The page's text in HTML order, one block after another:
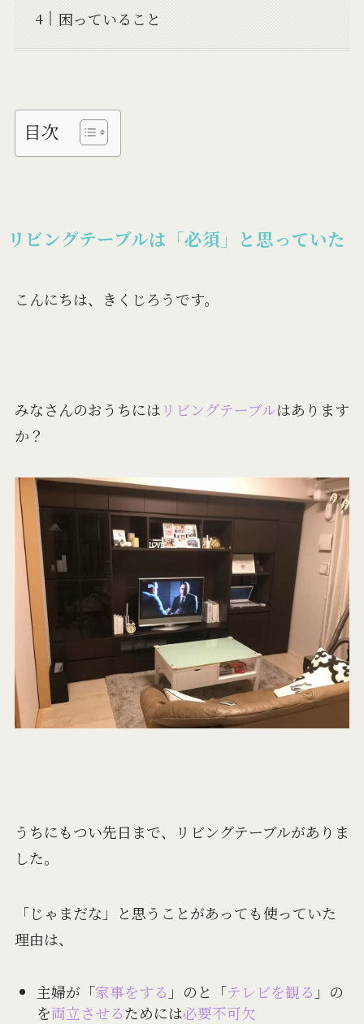
困っていること
目次
リビングテーブルは「必須」と思っていた
こんにちは、きくじろうです。
みなさんのおうちにはリビングテーブルはあります
か？
うちにもつい先日まで、リビングテーブルがありま
した。
「じゃまだな」と思うことがあっても使っていた
理由は、
主婦が「家事をする 」のと「テレビを観る 」の
を両立させるためには必要不可欠